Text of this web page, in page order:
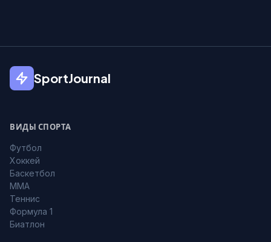
SportJournal
ВИДЫ СПОРТА
Футбол
Хоккей
Баскетбол
MMA
Теннис
Формула 1
Биатлон